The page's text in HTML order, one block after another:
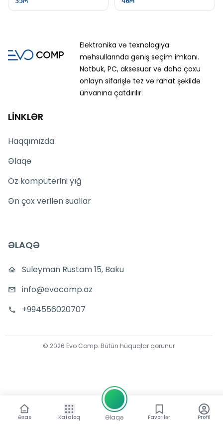
Əsas Kataloq Əlaqə Favorilər Profil
Elektronika və texnologiya
məhsullarında geniş seçim imkanı.
Notbuk, PC, aksesuar və daha çoxu
onlayn sifarişlə tez və rahat şəkildə
ünvanına çatdırılır.
LİNKLƏR
Haqqımızda
Əlaqə
Öz kompüterini yığ
Ən çox verilən suallar
ƏLAQƏ
Suleyman Rustam 15, Baku
info@evocomp.az
+994556020707
© 2026 Evo Comp. Bütün hüquqlar qorunur